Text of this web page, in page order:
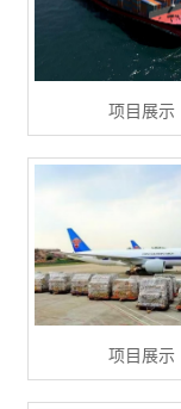
项目展示
项目展示